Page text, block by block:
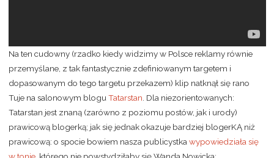
Na ten cudowny (rzadko kiedy widzimy w Polsce reklamy równie
przemyślane, z tak fantastycznie zdefiniowanym targetem i
dopasowanym do tego targetu przekazem) klip natknął się rano
Tuje na salonowym blogu Tatarstan . Dla niezorientowanych:
Tatarstan jest znaną (zarówno z poziomu postów, jak i urody)
prawicową blogerką; jak się jednak okazuje bardziej blogerKĄ niż
prawicową: o spocie bowiem nasza publicystka wypowiedziała się